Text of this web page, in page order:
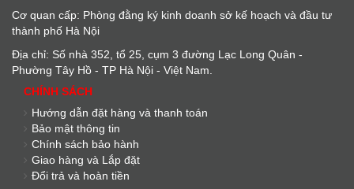
Cơ quan cấp: Phòng đằng ký kinh doanh sở kế hoạch và đầu tư
thành phố Hà Nội
Địa chỉ: Số nhà 352, tổ 25, cụm 3 đường Lạc Long Quân -
Phường Tây Hồ - TP Hà Nội - Việt Nam.
CHÍNH SÁCH
Hướng dẫn đặt hàng và thanh toán
Bảo mật thông tin
Chính sách bảo hành
Giao hàng và Lắp đặt
Đổi trả và hoàn tiền